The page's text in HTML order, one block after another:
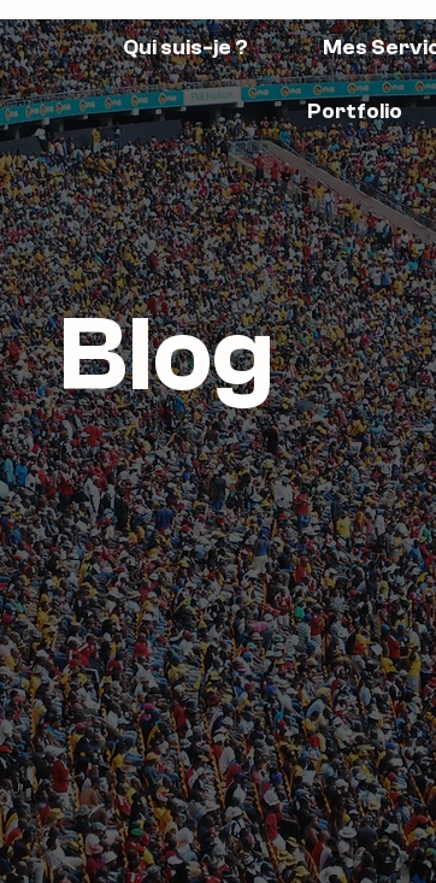
Qui suis-je ? Mes
Portfolio
Blog